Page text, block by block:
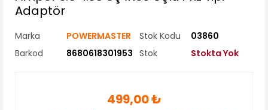
Adaptör
Marka POWERMASTER Stok Kodu
03860
Barkod
8680618301953 Stok Stokta Yok
499,00 ₺